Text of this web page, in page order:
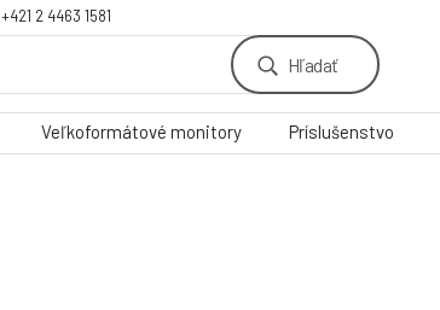
+421 2 4463 1581
Hľadať
Veľkoformátové monitory Príslušenstvo